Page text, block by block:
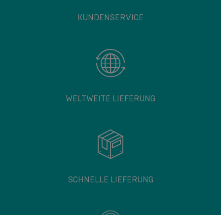
KUNDENSERVICE
WELTWEITE LIEFERUNG
SCHNELLE LIEFERUNG